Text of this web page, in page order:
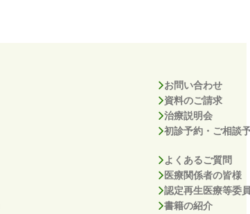
お問い合わせ
資料のご請求
治療説明会
初診予約・ご相談
よくあるご質問
医療関係者の皆様
認定再生医療等委
書籍の紹介